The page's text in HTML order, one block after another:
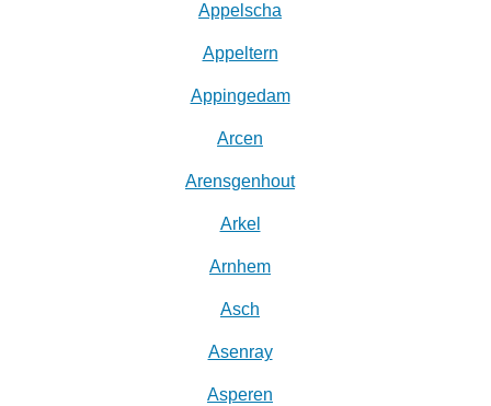
Appelscha
Appeltern
Appingedam
Arcen
Arensgenhout
Arkel
Arnhem
Asch
Asenray
Asperen